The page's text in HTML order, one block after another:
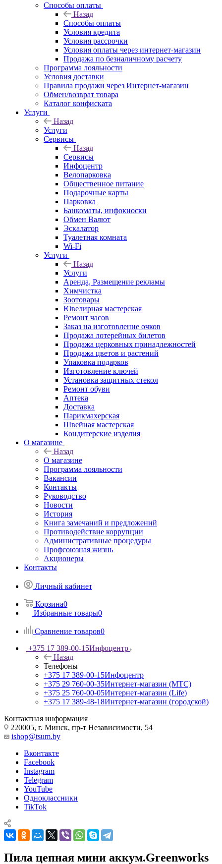
Способы оплаты
Назад
Способы оплаты
Условия кредита
Условия рассрочки
Условия оплаты через интернет-магазин
Продажа по безналичному расчету
Программа лояльности
Условия доставки
Правила продажи через Интернет-магазин
Обмен/возврат товара
Каталог конфиската
Услуги
Назад
Услуги
Сервисы
Назад
Сервисы
Инфоцентр
Велопарковка
Общественное питание
Подарочные карты
Парковка
Банкоматы, инфокиоски
Обмен Валют
Эскалатор
Туалетная комната
Wi-Fi
Услуги
Назад
Услуги
Аренда, Размещение рекламы
Химчистка
Зоотовары
Ювелирная мастерская
Ремонт часов
Заказ на изготовление очков
Продажа лотерейных билетов
Продажа церковных принадлежностей
Продажа цветов и растений
Упаковка подарков
Изготовление ключей
Установка защитных стекол
Ремонт обуви
Аптека
Доставка
Парикмахерская
Швейная мастерская
Кондитерские изделия
О магазине
Назад
О магазине
Программа лояльности
Вакансии
Контакты
Руководство
Новости
История
Книга замечаний и предложений
Противодействие коррупции
Административные процедуры
Профсоюзная жизнь
Акционеры
Контакты
Личный кабинет
Корзина0
Избранные товары0
Сравнение товаров0
+375 17 389-00-15Инфоцентр
Назад
Телефоны
+375 17 389-00-15Инфоцентр
+375 29 760-00-35Интернет-магазин (МТС)
+375 25 760-00-05Интернет-магазин (Life)
+375 17 389-48-18Интернет-магазин (городской)
Контактная информация
220005, г. Минск, пр-т Независимости, 54
ishop@tsum.by
Вконтакте
Facebook
Instagram
Telegram
YouTube
Одноклассники
TikTok
Пила цепная мини аккум.Greenworks